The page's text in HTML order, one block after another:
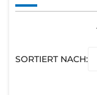
SORTIERT NACH: